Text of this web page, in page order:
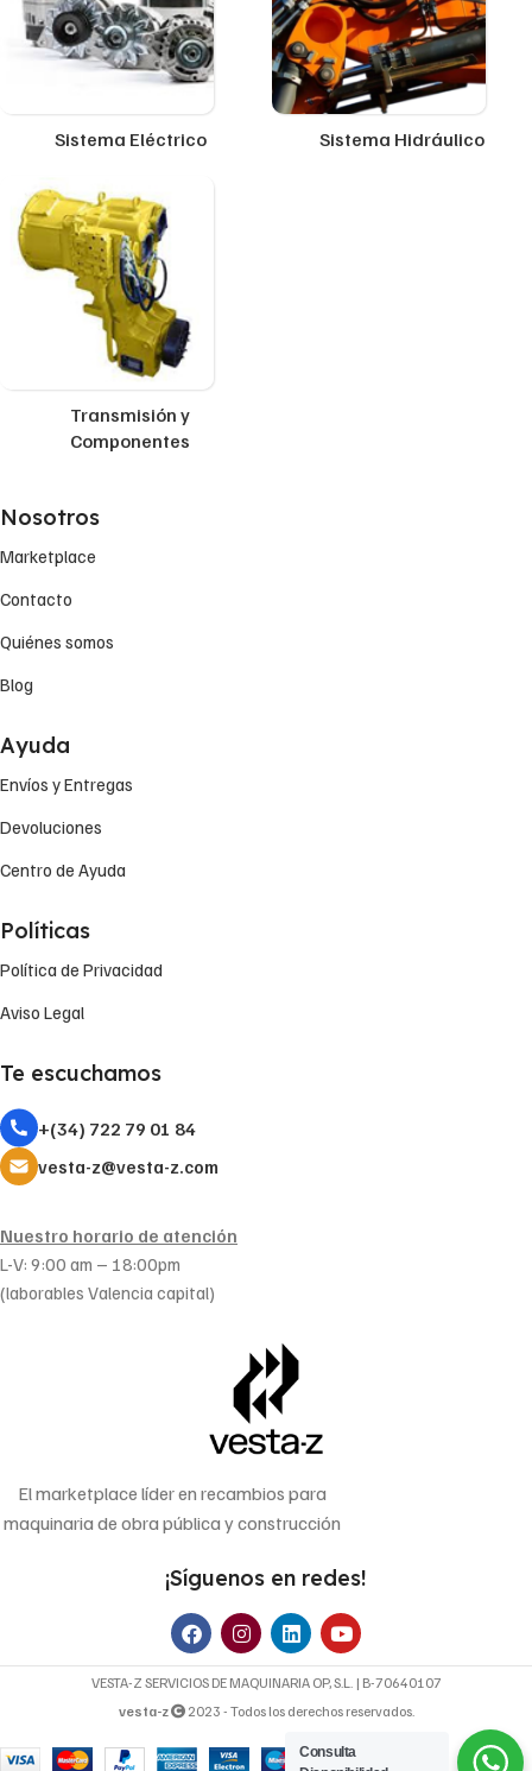
Sistema Eléctrico Sistema Hidráulico
Transmisión y
Componentes
Nosotros
Marketplace
Contacto
Quiénes somos
Blog
Ayuda
Envíos y Entregas
Devoluciones
Centro de Ayuda
Políticas
Política de Privacidad
Aviso Legal
Te escuchamos
+(34) 722 79 01 84
vesta-z@vesta-z.com
Nuestro horario de atención
L-V: 9:00 am – 18:00pm
(laborables Valencia capital)
El marketplace líder en recambios para
maquinaria de obra pública y construcción
¡Síguenos en redes!
VESTA-Z SERVICIOS DE MAQUINARIA OP, S.L. | B-70640107
vesta-z
2023 - Todos los derechos reservados.
Consulta